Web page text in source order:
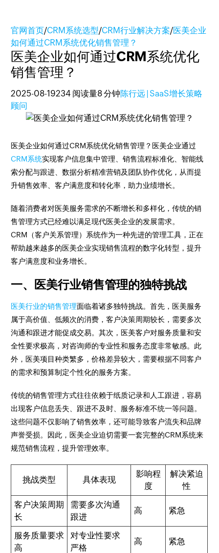
官网首页/CRM系统选型/CRM行业解决方案/医美企业
如何通过CRM系统优化销售管理？
医美企业如何通过CRM系统优化
销售管理？
2025-08-19234 阅读量8 分钟陈行远 | SaaS增长策略
顾问
医美企业如何通过CRM系统优化销售管理？医美企业通过
CRM系统实现客户信息集中管理、销售流程标准化、智能线
索分配与跟进、数据分析精准营销及团队协作优化，从而提
升销售效率、客户满意度和转化率，助力业绩增长。
随着消费者对医美服务需求的不断增长和多样化，传统的销
售管理方式已经难以满足现代医美企业的发展需求。
CRM（客户关系管理）系统作为一种先进的管理工具，正在
帮助越来越多的医美企业实现销售流程的数字化转型，提升
客户满意度和业务增长。
一、医美行业销售管理的独特挑战
医美行业的销售管理面临着诸多独特挑战。首先，医美服务
属于高价值、低频次的消费，客户决策周期较长，需要多次
沟通和跟进才能促成交易。其次，医美客户对服务质量和安
全性要求极高，对咨询师的专业性和服务态度非常敏感。此
外，医美项目种类繁多，价格差异较大，需要根据不同客户
的需求和预算制定个性化的服务方案。
传统的销售管理方式往往依赖于纸质记录和人工跟进，容易
出现客户信息丢失、跟进不及时、服务标准不统一等问题。
这些问题不仅影响了销售效率，还可能导致客户流失和品牌
声誉受损。因此，医美企业迫切需要一套完整的CRM系统来
规范销售流程，提升管理效率。
挑战类型 具体表现
影响程
度
解决紧迫
性
客户决策周期
长
需要多次沟通
跟进
高 紧急
服务质量要求
高
对专业性要求
严格
高 紧急